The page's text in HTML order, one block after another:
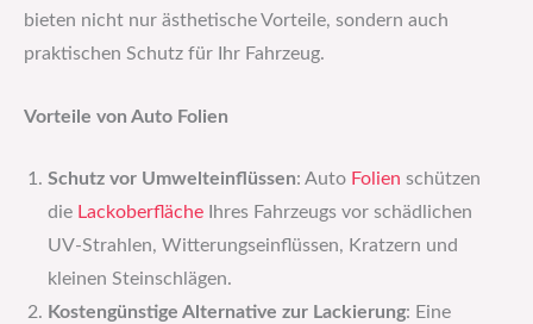
bieten nicht nur ästhetische Vorteile, sondern auch
praktischen Schutz für Ihr Fahrzeug.
Vorteile von Auto Folien
Schutz vor Umwelteinflüssen: Auto Folien schützen
die Lackoberfläche Ihres Fahrzeugs vor schädlichen
UV-Strahlen, Witterungseinflüssen, Kratzern und
kleinen Steinschlägen.
Kostengünstige Alternative zur Lackierung: Eine